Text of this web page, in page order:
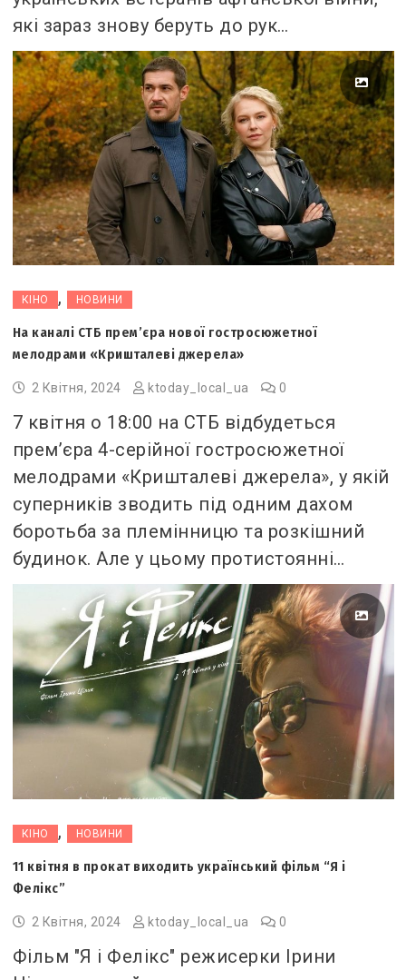
які зараз знову беруть до рук…
КІНО , НОВИНИ
На каналі СТБ прем’єра нової гостросюжетної
мелодрами «Кришталеві джерела»
2 Квітня, 2024 ktoday_local_ua 0
7 квітня о 18:00 на СТБ відбудеться
прем’єра 4-серійної гостросюжетної
мелодрами «Кришталеві джерела», у якій
суперників зводить під одним дахом
боротьба за племінницю та розкішний
будинок. Але у цьому протистоянні…
КІНО , НОВИНИ
11 квітня в прокат виходить український фільм “Я і
Фелікс”
2 Квітня, 2024 ktoday_local_ua 0
Фільм "Я і Фелікс" режисерки Ірини